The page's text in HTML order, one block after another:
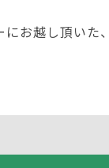
にお越し頂いた